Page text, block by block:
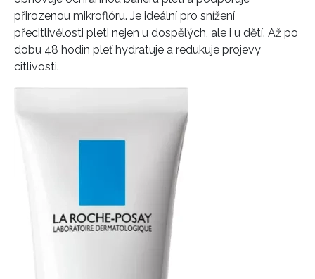
přirozenou mikroflóru. Je ideální pro snížení
přecitlivělosti pleti nejen u dospělých, ale i u dětí. Až po
dobu 48 hodin pleť hydratuje a redukuje projevy
citlivosti.